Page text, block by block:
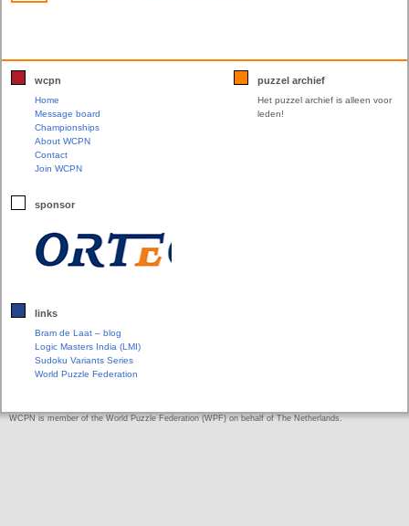
wcpn
Home
Message board
Championships
About WCPN
Contact
Join WCPN
sponsor
links
Bram de Laat – blog
Logic Masters India (LMI)
Sudoku Variants Series
World Puzzle Federation
puzzel archief
Het puzzel archief is alleen voor
leden!
WCPN is member of the World Puzzle Federation (WPF) on behalf of The Netherlands.